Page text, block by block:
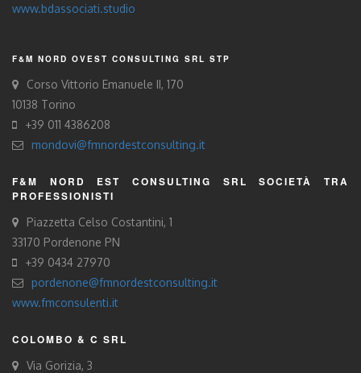
www.bdassociati.studio
F&M NORD OVEST CONSULTING SRL STP
Corso Vittorio Emanuele II, 170
10138 Torino
+39 011 4386208
mondovi@fmnordestconsulting.it
F&M NORD EST CONSULTING SRL SOCIETÀ TRA
PROFESSIONISTI
Piazzetta Celso Costantini, 1
33170 Pordenone PN
+39 0434 27970
pordenone@fmnordestconsulting.it
www.fmconsulenti.it
COLOMBO & C SRL
Via Gorizia, 3